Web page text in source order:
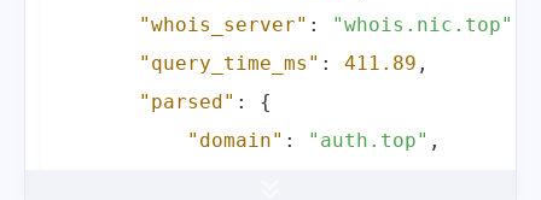
"whois_server" : "whois.nic.top"
"query_time_ms" : 411.89 ,
"parsed" :
{
"domain" : "auth.top" ,